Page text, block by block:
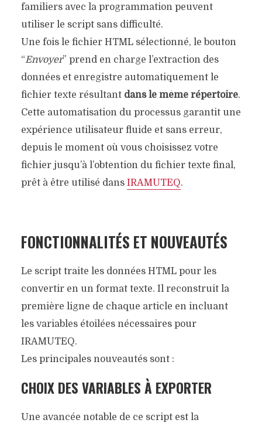
familiers avec la programmation peuvent
utiliser le script sans difficulté.
Une fois le fichier HTML sélectionné, le bouton
“Envoyer” prend en charge l’extraction des
données et enregistre automatiquement le
fichier texte résultant dans le même répertoire.
Cette automatisation du processus garantit une
expérience utilisateur fluide et sans erreur,
depuis le moment où vous choisissez votre
fichier jusqu’à l’obtention du fichier texte final,
prêt à être utilisé dans IRAMUTEQ.
FONCTIONNALITÉS ET NOUVEAUTÉS
Le script traite les données HTML pour les
convertir en un format texte. Il reconstruit la
première ligne de chaque article en incluant
les variables étoilées nécessaires pour
IRAMUTEQ.
Les principales nouveautés sont :
CHOIX DES VARIABLES À EXPORTER
Une avancée notable de ce script est la